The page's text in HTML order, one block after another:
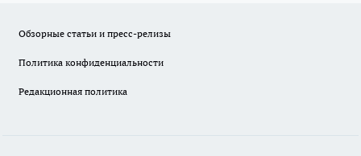
Обзорные статьи и пресс-релизы
Политика конфиденциальности
Редакционная политика